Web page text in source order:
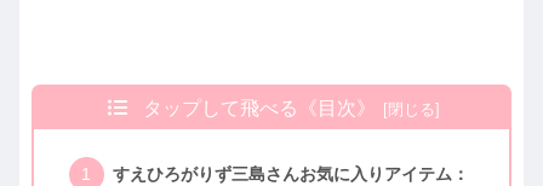
タップして飛べる《目次》
すえひろがりず三島さんお気に入りアイテム：